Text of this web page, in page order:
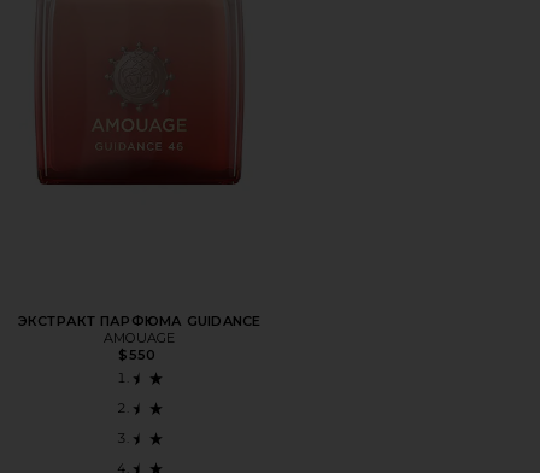
ЭКСТРАКТ ПАРФЮМА GUIDANCE
AMOUAGE
$550